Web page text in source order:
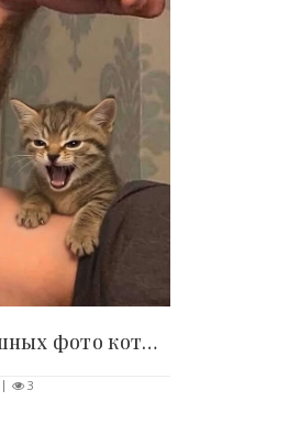
«Мяяяяу»: 17 смешных фото котиков, которые..
3